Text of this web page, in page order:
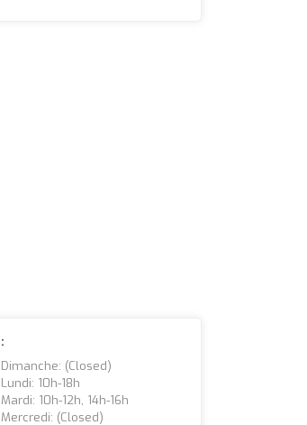
:
Dimanche: (closed)
Lundi: 10h-18h
Mardi: 10h-12h, 14h-16h
Mercredi: (closed)